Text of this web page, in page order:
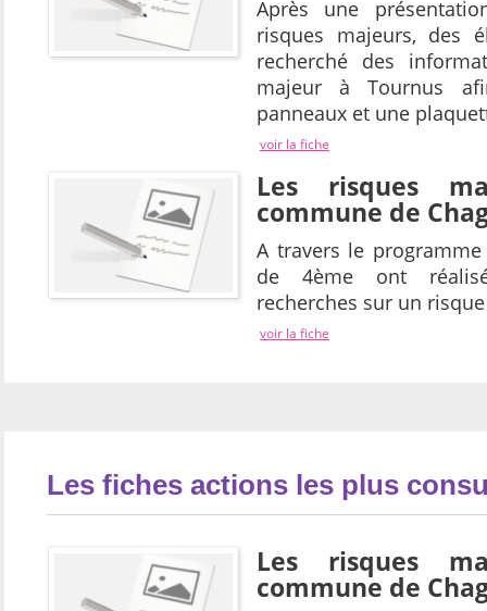
Après une
risques majeurs, des
recherché des
majeur à Tournus
panneaux et une
voir la fiche
Les risques
commune de
A travers le
de 4ème ont
recherches sur un
voir la fiche
Les fiches actions les plus
Les risques
commune de